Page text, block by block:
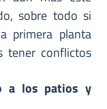
sobre todo si
primera planta
tener conflictos
a los patios y